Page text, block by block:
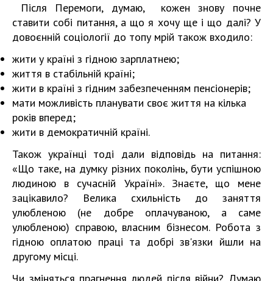
Після Перемоги, думаю, кожен знову почне
ставити собі питання, а що я хочу ще і що далі? У
довоєнній соціології до топу мрій також входило:
жити у країні з гідною зарплатнею;
життя в стабільній країні;
жити в країні з гідним забезпеченням пенсіонерів;
мати можливість планувати своє життя на кілька
років вперед;
жити в демократичній країні.
Також українці тоді дали відповідь на питання:
«Що таке, на думку різних поколінь, бути успішною
людиною в сучасній Україні». Знаєте, що мене
зацікавило? Велика схильність до заняття
улюбленою (не добре оплачуваною, а саме
улюбленою) справою, власним бізнесом. Робота з
гідною оплатою праці та добрі зв'язки йшли на
другому місці.